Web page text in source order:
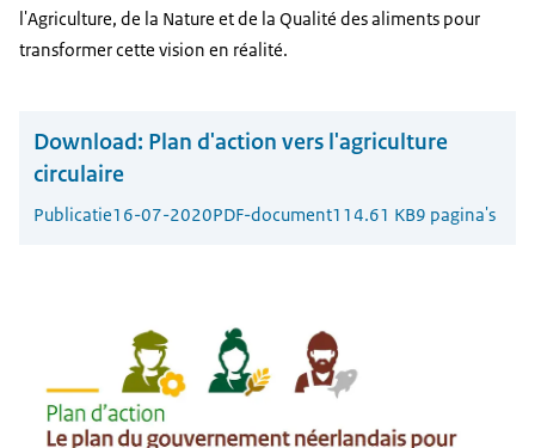
l'Agriculture, de la Nature et de la Qualité des aliments pour
transformer cette vision en réalité.
Download: Plan d'action vers l'agriculture
circulaire
Publicatie16-07-2020PDF-document114.61 KB9 pagina's